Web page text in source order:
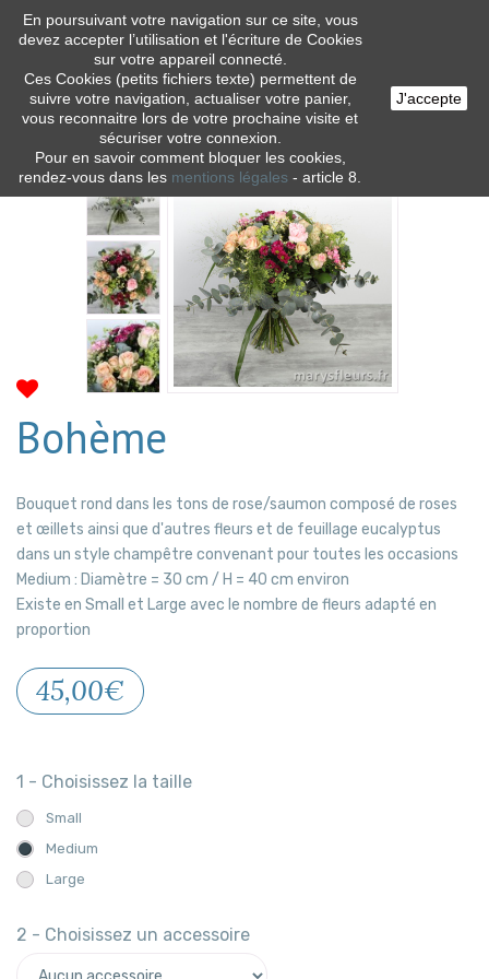
Tous les produits Bohème
Bohème
Bouquet rond dans les tons de rose/saumon composé de roses
et œillets ainsi que d'autres fleurs et de feuillage eucalyptus
dans un style champêtre convenant pour toutes les occasions
Medium : Diamètre = 30 cm / H = 40 cm environ
Existe en Small et Large avec le nombre de fleurs adapté en
proportion
45,00€
1 - Choisissez la taille
Small
Medium
Large
2 - Choisissez un accessoire
En poursuivant votre navigation sur ce site, vous
devez accepter l’utilisation et l'écriture de Cookies
sur votre appareil connecté.
Ces Cookies (petits fichiers texte) permettent de
suivre votre navigation, actualiser votre panier,
vous reconnaitre lors de votre prochaine visite et
sécuriser votre connexion.
Pour en savoir comment bloquer les cookies,
rendez-vous dans les mentions légales - article 8.
J'accepte